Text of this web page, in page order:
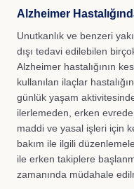
Alzheimer
Unutkanlık ve benzeri
dışı tedavi edilebilen
Alzheimer hastalığının
kullanılan ilaçlar
günlük yaşam
ilerlemeden, erken
maddi ve yasal işleri için
bakım ile ilgili
ile erken takiplere
zamanında müdahale